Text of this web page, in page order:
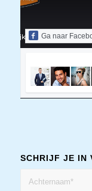
Ga naar
SCHRIJF JE IN